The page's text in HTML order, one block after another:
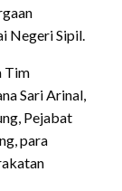
Negeri Sipil.
Tim
Sari Arinal,
Pejabat
para